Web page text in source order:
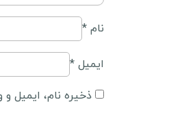
نام *
ایمیل *
ذخیره نام، ایمیل